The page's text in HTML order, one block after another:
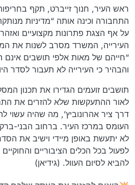
ראש העיר, חנוך זייברט, תקף
התחבורה וכינה אותה “מדיניות
על אף הצגת פתרונות מקצועיים
העירייה, המשרד מסרב לשנות את
“חייהם של מאות אלפי תושבים אינם
והבהיר כי העירייה לא תעבור לסדר
תושבים זועמים הגדירו את תכנון
לאור ההתעקשות שלא להזרים את
דרך ציר אהרונוביץ’, מה שהיה
העומס במרכז העיר. ברחוב הבני-
לא יתעשת באופן מיידי וישיב את
לפעול בכל הכלים הציבוריים
להביא לסיום העוול. (גידיאן)